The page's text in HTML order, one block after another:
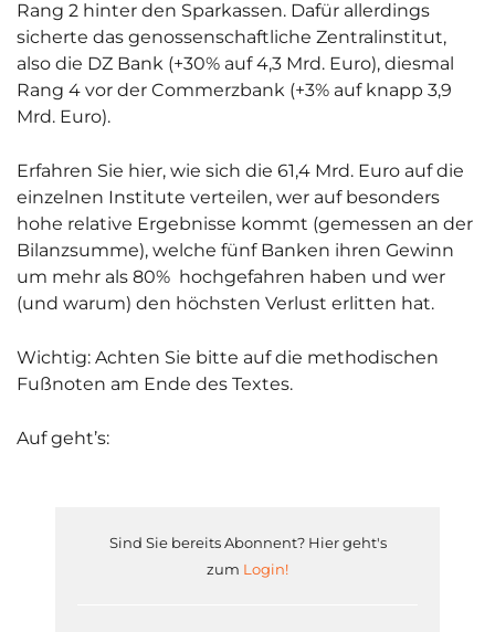
Rang 2 hinter den Sparkassen. Dafür allerdings
sicherte das genossenschaftliche Zentralinstitut,
also die DZ Bank (+30% auf 4,3 Mrd. Euro), diesmal
Rang 4 vor der Commerzbank (+3% auf knapp 3,9
Mrd. Euro).
Erfahren Sie hier, wie sich die 61,4 Mrd. Euro auf die
einzelnen Institute verteilen, wer auf besonders
hohe relative Ergebnisse kommt (gemessen an der
Bilanzsumme), welche fünf Banken ihren Gewinn
um mehr als 80% hochgefahren haben und wer
(und warum) den höchsten Verlust erlitten hat.
Wichtig: Achten Sie bitte auf die methodischen
Fußnoten am Ende des Textes.
Auf geht’s:
Sind Sie bereits Abonnent? Hier geht's
zum Login!